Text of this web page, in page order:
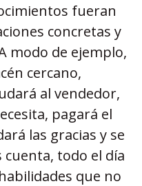
fueran
concretas y
modo de ejemplo,
cercano,
al vendedor,
pagará el
las gracias y se
cuenta, todo el día
que no